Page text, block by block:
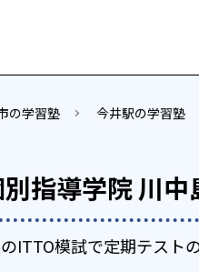
の学習塾 今井駅の学習塾
指導学院 川中
ITTO模試で定期テスト